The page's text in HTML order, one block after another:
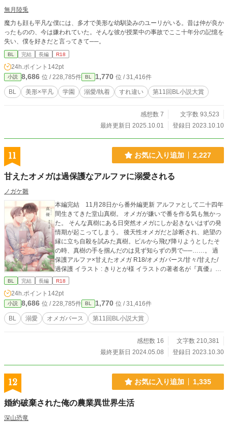
無月陸兎
魔力も顔も平凡な僕には、多才で美形な幼馴染みのユーリがいる。昔は仲が良か
ったものの、今は嫌われていた。そんな彼が授業中の事故でここ十年分の記憶を
失い、僕を好きだと言ってきて──。
BL 完結 長編 R18
24h.ポイント 142pt
小説 8,686 位 / 228,785件 BL 1,770 位 / 31,416件
BL 美形×平凡 学園 溺愛/執着 すれ違い 第11回BL小説大賞
感想数 7
文字数 93,523
最終更新日 2025.10.01
登録日 2023.10.10
11 お気に入り追加 2,227
甘えたオメガは過保護なアルファに溺愛される
ノガケ雛
本編完結 11月28日から番外編更新 アルファとして二十四年
間生きてきた堂山真樹。 オメガが嫌いで番を作る気も無かっ
た。 そんな真樹にある日突然オメガにしか起きないはずの発
情期が起こってしまう。 後天性オメガだと診断され、絶望の
縁に立ち自殺を試みた真樹。ビルから飛び降りようとしたそ
の時、真樹の手を掴んだのは見ず知らずの男で──……。 過
保護アルファ×甘えたオメガ R18/オメガバース/甘々/甘えた/
過保護 イラスト : きりとが様 イラストの著者名が『真優』と
なっておりますが、こちらは以前使用していたペンネームに
BL 完結 長編 R18
24h.ポイント 142pt
小説 8,686 位 / 228,785件 BL 1,770 位 / 31,416件
BL 溺愛 オメガバース 第11回BL小説大賞
感想数 16
文字数 210,381
最終更新日 2024.05.08
登録日 2023.10.30
12 お気に入り追加 1,335
婚約破棄された俺の農業異世界生活
深山恐竜